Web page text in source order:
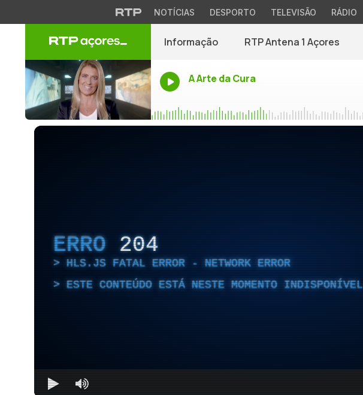
NOTÍCIAS DESPORTO TELEVISÃO RÁDIO
Informação RTP Antena 1 Açores
A Arte da Cura
ERRO 204
HLS.JS FATAL ERROR - NETWORK ERROR
ESTE CONTEÚDO ESTÁ NESTE MOMENTO INDISPONÍVEL